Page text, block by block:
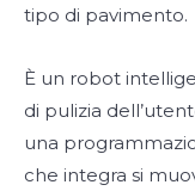
tipo di pavimento.
È un robot
di pulizia
una
che integra si